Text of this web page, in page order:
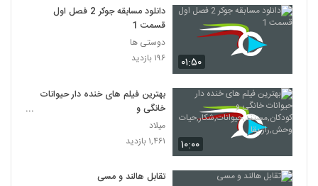
۰۱:۵۰
دانلود مسابقه جوکر 2 فصل اول
قسمت 1
دوستی ها
۱۹۶ بازدید
۱۰:۰۰
بهترین فیلم های خنده دار حیوانات
خانگی و
کودکان,مستند,حیوانات,شکار,حیات
وحش,راز بقا
میلاد
۱,۴۶۱ بازدید
تقابل هالند و مسی